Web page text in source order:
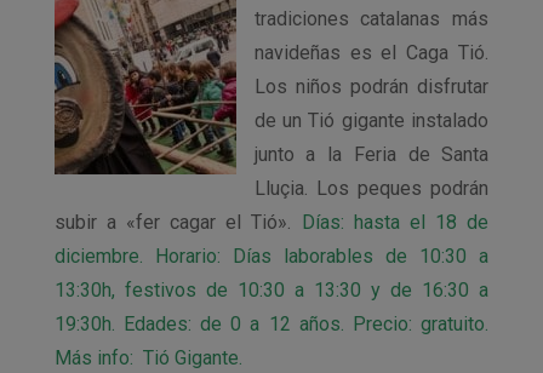
tradiciones catalanas más
navideñas es el Caga Tió.
Los niños podrán disfrutar
de un Tió gigante instalado
junto a la Feria de Santa
Lluçia. Los peques podrán
subir a «fer cagar el Tió».
Días: hasta el 18 de
diciembre. Horario: Días laborables de 10:30 a
13:30h, festivos de 10:30 a 13:30 y de 16:30 a
19:30h. Edades: de 0 a 12 años. Precio: gratuito.
Más info: Tió Gigante.